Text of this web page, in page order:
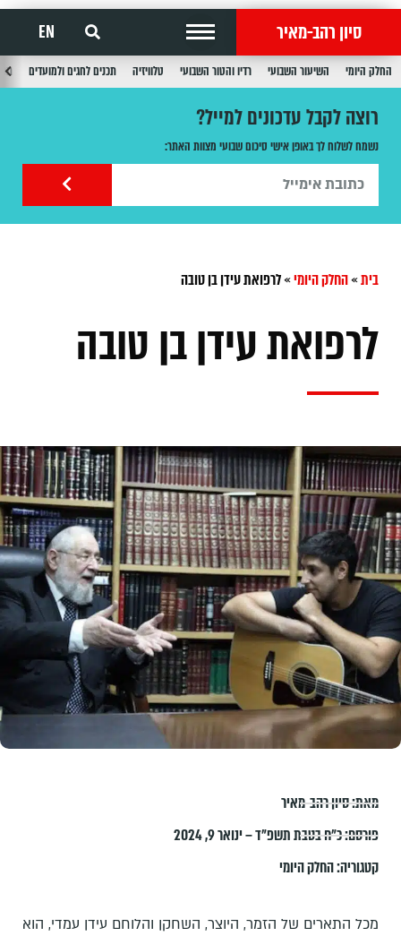
סיון רהב-מאיר EN
החלק היומי השיעור השבועי רדיו והטור השבועי טלוויזיה תכנים לחגים ולמועדים
רוצה לקבל עדכונים למייל?
נשמח לשלוח לך באופן אישי סיכום שבועי מצוות האתר:
בית»החלק היומי»לרפואת עידן בן טובה
לרפואת עידן בן טובה
מאת:סיון רהב-מאיר
פורסם:כ״ח בטבת תשפ״ד – ינואר 9, 2024
קטגוריה:החלק היומי
מכל התארים של הזמר, היוצר, השחקן והלוחם עידן עמדי, הוא